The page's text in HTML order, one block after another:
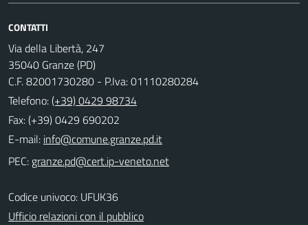
CONTATTI
Via della Libertà, 247
35040 Granze (PD)
C.F. 82001730280 - P.Iva: 01110280284
Telefono:(+39) 0429 98734
Fax: (+39) 0429 690202
E-mail:
PEC:
Codice univoco: UFUK36
Ufficio relazioni con il pubblico